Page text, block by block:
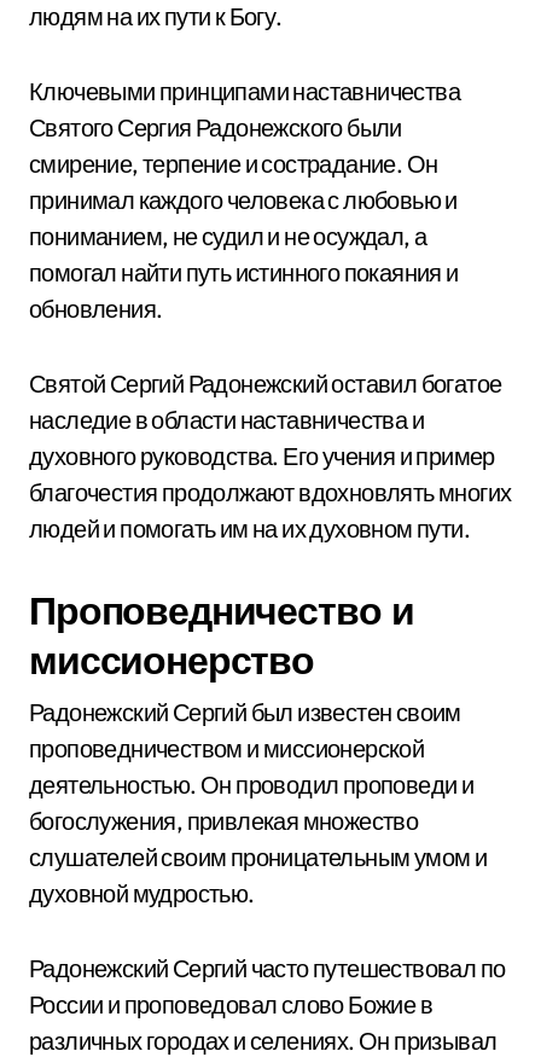
людям на их пути к Богу.
Ключевыми принципами наставничества
Святого Сергия Радонежского были
смирение, терпение и сострадание. Он
принимал каждого человека с любовью и
пониманием, не судил и не осуждал, а
помогал найти путь истинного покаяния и
обновления.
Святой Сергий Радонежский оставил богатое
наследие в области наставничества и
духовного руководства. Его учения и пример
благочестия продолжают вдохновлять многих
людей и помогать им на их духовном пути.
Проповедничество и
миссионерство
Радонежский Сергий был известен своим
проповедничеством и миссионерской
деятельностью. Он проводил проповеди и
богослужения, привлекая множество
слушателей своим проницательным умом и
духовной мудростью.
Радонежский Сергий часто путешествовал по
России и проповедовал слово Божие в
различных городах и селениях. Он призывал